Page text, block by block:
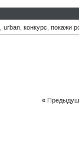
urban конкурс покажи
«